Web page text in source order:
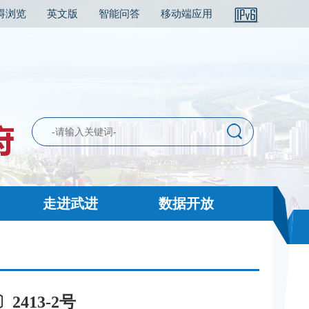
浏览 英文版 智能问答 移动端应用
走进武进 数据开放
2413-2号